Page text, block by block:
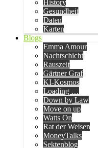
History
Gesundheit
Daten
Karten
Blogs
Emma Amour
Nachtschicht
Rauszeit
Gärtner Graf
KI-Kosmos
Loading …
Down by Law
Move on up
Watts On
Rat der Weisen
MoneyTalks
Sektenblog